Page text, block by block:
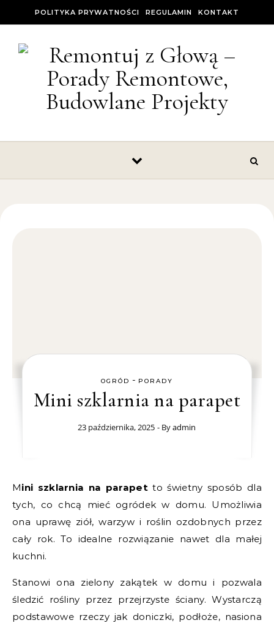
POLITYKA PRYWATNOŚCI REGULAMIN KONTAKT
OGRÓD - PORADY
Mini szklarnia na parapet
23 października, 2025 - Byadmin
Mini szklarnia na parapetto świetny sposób dla
tych, co chcą mieć ogródek w domu. Umożliwia
ona uprawę ziół, warzyw i roślin ozdobnych przez
cały rok. To idealne rozwiązanie nawet dla małej
kuchni.
Stanowi ona zielony zakątek w domu i pozwala
śledzić rośliny przez przejrzyste ściany. Wystarczą
podstawowe rzeczy jak doniczki, podłoże, nasiona